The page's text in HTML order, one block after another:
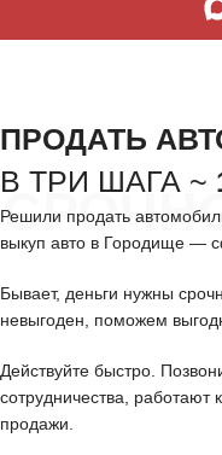
ПРОДАТЬ
В ТРИ ШАГА ~
Решили продать
выкуп авто в Городище —
Бывает, деньги нужны
невыгоден, поможем
Действуйте быстро.
сотрудничества,
продажи.